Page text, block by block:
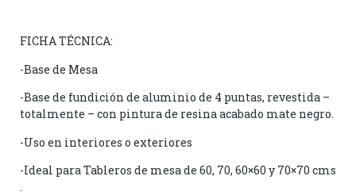
FICHA TÉCNICA:
-Base de Mesa
-Base de fundición de aluminio de 4 puntas, revestida –
totalmente – con pintura de resina acabado mate negro.
-Uso en interiores o exteriores
-Ideal para Tableros de mesa de 60, 70, 60×60 y 70×70 cms
.